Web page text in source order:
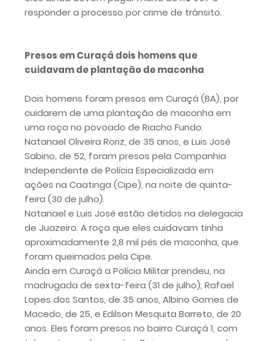
responder a processo por crime de trânsito.
Presos em Curaçá dois homens que
cuidavam de plantação de maconha
Dois homens foram presos em Curaçá (BA), por
cuidarem de uma plantação de maconha em
uma roça no povoado de Riacho Fundo.
Natanael Oliveira Roriz, de 35 anos, e Luis José
Sabino, de 52, foram presos pela Companhia
Independente de Polícia Especializada em
ações na Caatinga (Cipe), na noite de quinta-
feira (30 de julho).
Natanael e Luis José estão detidos na delegacia
de Juazeiro. A roça que eles cuidavam tinha
aproximadamente 2,8 mil pés de maconha, que
foram queimados pela Cipe.
Ainda em Curaçá a Polícia Militar prendeu, na
madrugada de sexta-feira (31 de julho), Rafael
Lopes dos Santos, de 35 anos, Albino Gomes de
Macedo, de 25, e Edilson Mesquita Barreto, de 20
anos. Eles foram presos no bairro Curaçá 1, com